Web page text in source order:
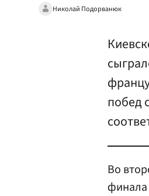
Николай Подорванюк
побед
Во
финала